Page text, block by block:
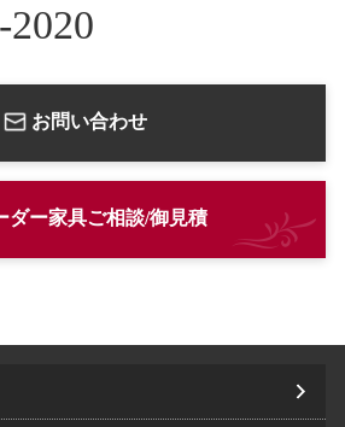
2020
お問い合わせ
ダー家具ご相談/御見積